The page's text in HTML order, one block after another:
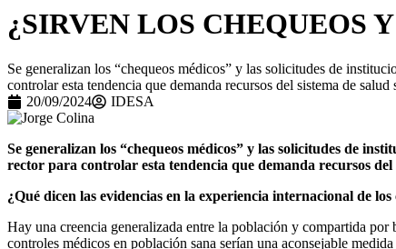
¿SIRVEN LOS CHEQUEOS
Se generalizan los “chequeos médicos” y las solicitudes de
controlar esta tendencia que demanda recursos del sistema de
20/09/2024
IDESA
Se generalizan los “chequeos médicos” y las solicitudes de
rector para controlar esta tendencia que demanda recursos
¿Qué dicen las evidencias en la experiencia internacional de los
Hay una creencia generalizada entre la población y compartida por
controles médicos en población sana serían una aconsejable